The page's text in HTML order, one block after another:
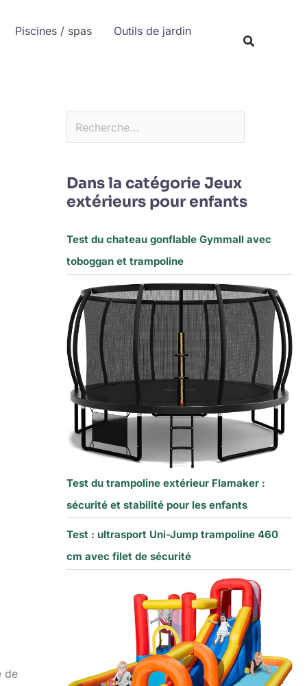
Piscines / spas
Outils de jardin
de
Dans la catégorie Jeux
extérieurs pour enfants
Test du chateau gonflable Gymmall avec
toboggan et trampoline
Test du trampoline extérieur Flamaker :
sécurité et stabilité pour les enfants
Test : ultrasport Uni-Jump trampoline 460
cm avec filet de sécurité